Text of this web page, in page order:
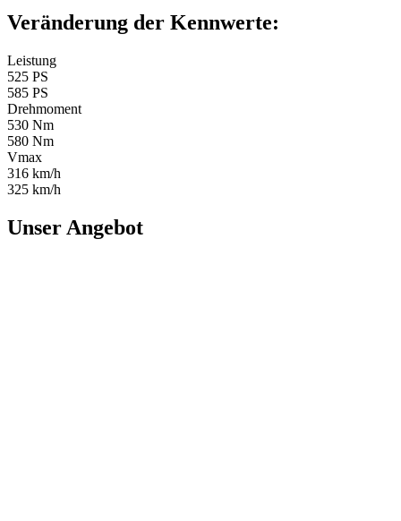
Veränderung der Kennwerte:
Leistung
525 PS
585 PS
Drehmoment
530 Nm
580 Nm
Vmax
316 km/h
325 km/h
Unser Angebot